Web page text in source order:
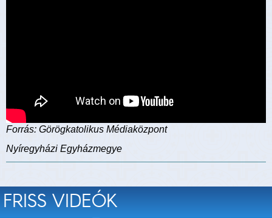
Forrás: Görögkatolikus Médiaközpont
Nyíregyházi Egyházmegye
FRISS VIDEÓK